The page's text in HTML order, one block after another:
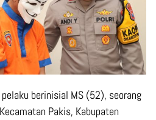
berinisial MS (52), seorang
Pakis, Kabupaten